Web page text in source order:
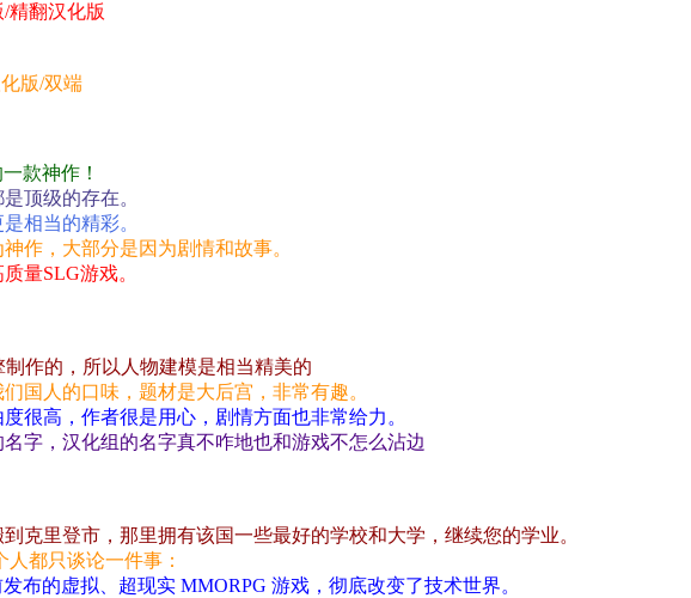
精翻汉化版
版/双端
款神作！
顶级的存在。
相当的精彩。
作，大部分是因为剧情和故事。
量SLG游戏。
作的，所以人物建模是相当精美的
国人的口味，题材是大后宫，非常有趣。
很高，作者很是用心，剧情方面也非常给力。
字，汉化组的名字真不咋地也和游戏不怎么沾边
克里登市，那里拥有该国一些最好的学校和大学，继续您的学业。
人都只谈论一件事：
的虚拟、超现实 MMORPG 游戏，彻底改变了技术世界。